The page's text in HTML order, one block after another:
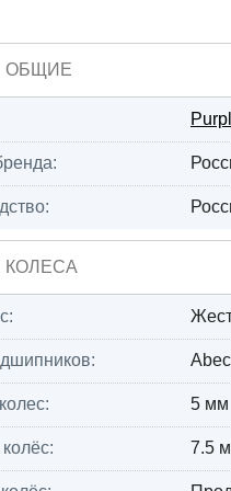
ОБЩИЕ
КОЛЕСА
5 мм
7.5